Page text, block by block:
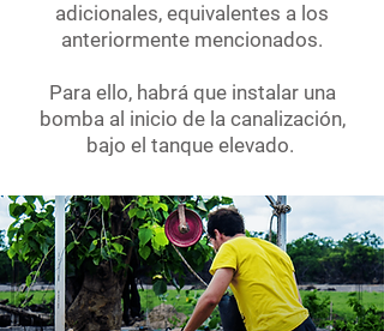
adicionales, equivalentes a los
anteriormente mencionados.
Para ello, habrá que instalar una
bomba al inicio de la canalización,
bajo el tanque elevado.